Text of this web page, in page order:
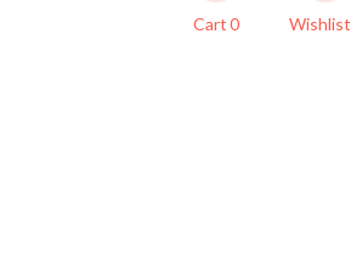
Cart0 Wishlist